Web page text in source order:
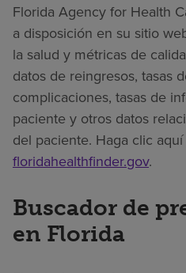
Florida Agency for Health
a disposición en su sitio
la salud y métricas de
datos de reingresos, tasas
complicaciones, tasas de
paciente y otros datos
del paciente. Haga clic
floridahealthfinder.gov.
Buscador de
en Florida